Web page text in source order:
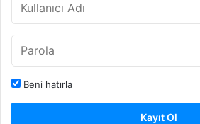
Beni hatırla
Kayıt Ol